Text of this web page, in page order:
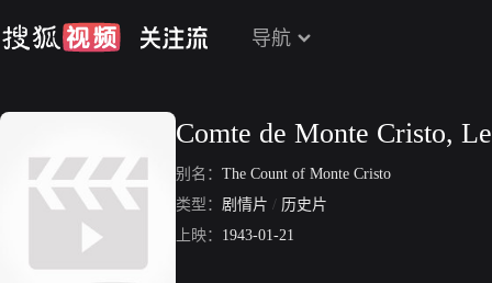
导航
Comte de Monte Cristo, Le
别名： The Count of Monte Cristo
类型： 剧情片 / 历史片
上映： 1943-01-21